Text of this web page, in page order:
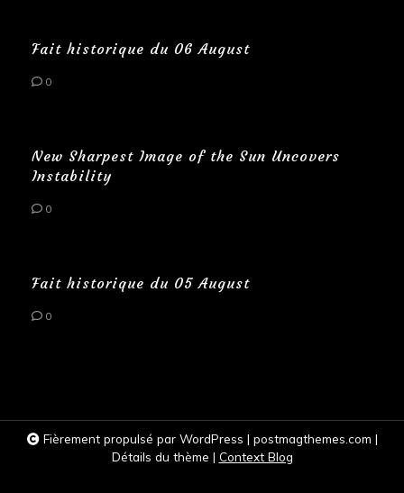
Fait historique du 06 August
0
New Sharpest Image of the Sun Uncovers
Instability
0
Fait historique du 05 August
0
Fièrement propulsé par WordPress | postmagthemes.com |
Détails du thème | Context Blog